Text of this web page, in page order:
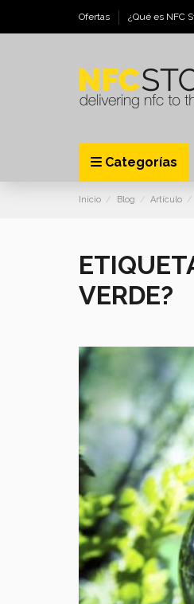
Ofertas ¿Qué es NFC
Categorías
Inicio Blog Artículo
VERDE?